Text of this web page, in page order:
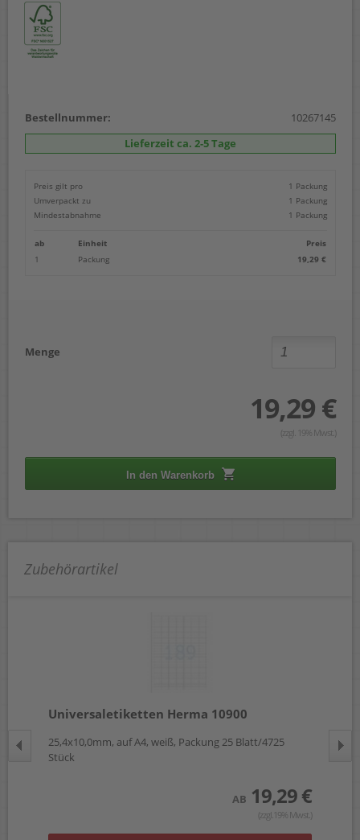
Bestellnummer:
10267145
Lieferzeit ca. 2-5 Tage
Preis gilt pro
1 Packung
Umverpackt zu
1 Packung
Mindestabnahme
1 Packung
ab Einheit
Preis
1
Packung 19,29 €
Menge
19,29 €
(zzgl. 19% Mwst.)
In den Warenkorb
Zubehörartikel
Universaletiketten Herma 10900
25,4x10,0mm, auf A4, weiß, Packung 25 Blatt/4725
Stück
AB 19,29 €
(zzgl.19% Mwst.)